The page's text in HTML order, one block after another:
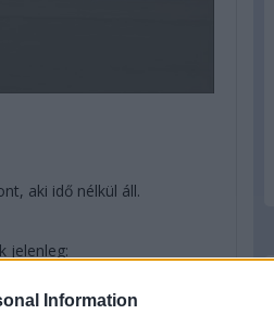
Information
aki idő nélkül áll.
jelenleg: